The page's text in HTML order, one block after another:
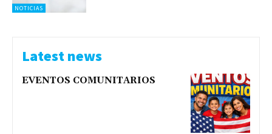
NOTICIAS
Latest news
EVENTOS COMUNITARIOS